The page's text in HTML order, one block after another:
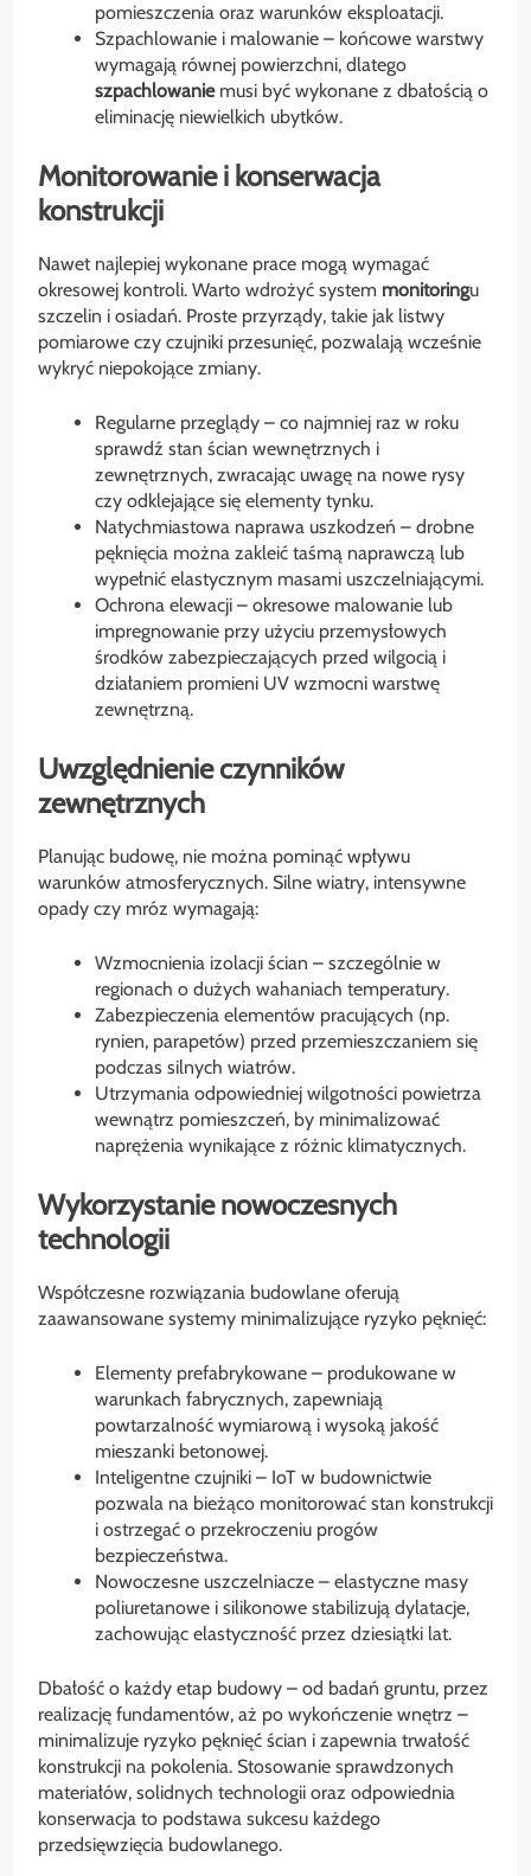
pomieszczenia oraz warunków eksploatacji.
Szpachlowanie i malowanie – końcowe warstwy
wymagają równej powierzchni, dlatego
szpachlowaniemusi być wykonane z dbałością o
eliminację niewielkich ubytków.
Monitorowanie i konserwacja
konstrukcji
Nawet najlepiej wykonane prace mogą wymagać
okresowej kontroli. Warto wdrożyć system monitoringu
szczelin i osiadań. Proste przyrządy, takie jak listwy
pomiarowe czy czujniki przesunięć, pozwalają wcześnie
wykryć niepokojące zmiany.
Regularne przeglądy – co najmniej raz w roku
sprawdź stan ścian wewnętrznych i
zewnętrznych, zwracając uwagę na nowe rysy
czy odklejające się elementy tynku.
Natychmiastowa naprawa uszkodzeń – drobne
pęknięcia można zakleić taśmą naprawczą lub
wypełnić elastycznym masami uszczelniającymi.
Ochrona elewacji – okresowe malowanie lub
impregnowanie przy użyciu przemysłowych
środków zabezpieczających przed wilgocią i
działaniem promieni UV wzmocni warstwę
zewnętrzną.
Uwzględnienie czynników
zewnętrznych
Planując budowę, nie można pominąć wpływu
warunków atmosferycznych. Silne wiatry, intensywne
opady czy mróz wymagają:
Wzmocnienia izolacji ścian – szczególnie w
regionach o dużych wahaniach temperatury.
Zabezpieczenia elementów pracujących (np.
rynien, parapetów) przed przemieszczaniem się
podczas silnych wiatrów.
Utrzymania odpowiedniej wilgotności powietrza
wewnątrz pomieszczeń, by minimalizować
naprężenia wynikające z różnic klimatycznych.
Wykorzystanie nowoczesnych
technologii
Współczesne rozwiązania budowlane oferują
zaawansowane systemy minimalizujące ryzyko pęknięć:
Elementy prefabrykowane – produkowane w
warunkach fabrycznych, zapewniają
powtarzalność wymiarową i wysoką jakość
mieszanki betonowej.
Inteligentne czujniki – IoT w budownictwie
pozwala na bieżąco monitorować stan konstrukcji
i ostrzegać o przekroczeniu progów
bezpieczeństwa.
Nowoczesne uszczelniacze – elastyczne masy
poliuretanowe i silikonowe stabilizują dylatacje,
zachowując elastyczność przez dziesiątki lat.
Dbałość o każdy etap budowy – od badań gruntu, przez
realizację fundamentów, aż po wykończenie wnętrz –
minimalizuje ryzyko pęknięć ścian i zapewnia trwałość
konstrukcji na pokolenia. Stosowanie sprawdzonych
materiałów, solidnych technologii oraz odpowiednia
konserwacja to podstawa sukcesu każdego
przedsięwzięcia budowlanego.